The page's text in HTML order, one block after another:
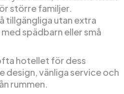
större familjer.
tillgängliga utan extra
spädbarn eller små
hotellet för dess
design, vänliga service och
rummen.